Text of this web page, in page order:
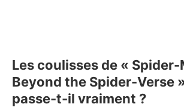
Les coulisses de « Spider-
Beyond the Spider-Verse
passe-t-il vraiment ?